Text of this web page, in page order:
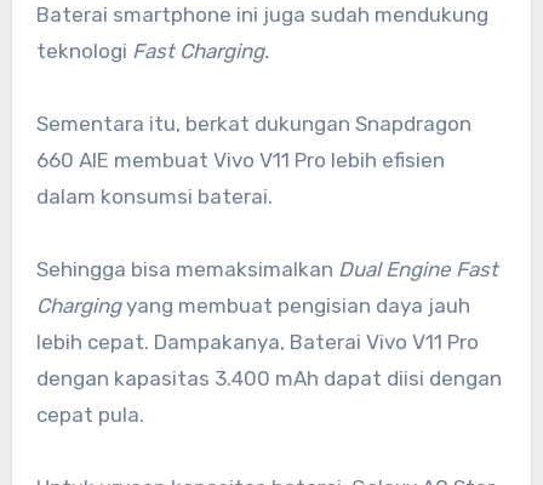
Baterai smartphone ini juga sudah mendukung
teknologi Fast Charging.
Sementara itu, berkat dukungan Snapdragon
660 AIE membuat Vivo V11 Pro lebih efisien
dalam konsumsi baterai.
Sehingga bisa memaksimalkan Dual Engine Fast
Chargingyang membuat pengisian daya jauh
lebih cepat. Dampakanya, Baterai Vivo V11 Pro
dengan kapasitas 3.400 mAh dapat diisi dengan
cepat pula.